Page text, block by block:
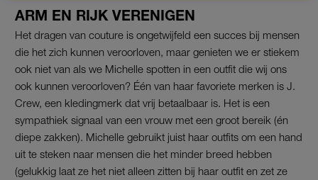
ARM EN RIJK VERENIGEN
Het dragen van couture is ongetwijfeld een succes bij mensen
die het zich kunnen veroorloven, maar genieten we er stiekem
ook niet van als we Michelle spotten in een outfit die wij ons
ook kunnen veroorloven? Één van haar favoriete merken is J.
Crew, een kledingmerk dat vrij betaalbaar is. Het is een
sympathiek signaal van een vrouw met een groot bereik (én
diepe zakken). Michelle gebruikt juist haar outfits om een hand
uit te steken naar mensen die het minder breed hebben
(gelukkig laat ze het niet alleen zitten bij haar outfit en zet ze